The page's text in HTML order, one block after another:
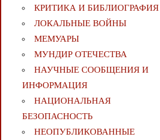
КРИТИКА И БИБЛИОГРАФИЯ
ЛОКАЛЬНЫЕ ВОЙНЫ
МЕМУАРЫ
МУНДИР ОТЕЧЕСТВА
НАУЧНЫЕ СООБЩЕНИЯ И
ИНФОРМАЦИЯ
НАЦИОНАЛЬНАЯ
БЕЗОПАСНОСТЬ
НЕОПУБЛИКОВАННЫЕ